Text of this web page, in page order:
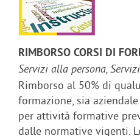
RIMBORSO CORSI DI
Servizi alla persona,
Rimborso al 50% di
formazione, sia
per attività formative
dalle normative vigenti.